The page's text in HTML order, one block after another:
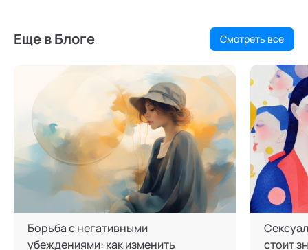
Еще в Блоге Смотреть все
Борьба с негативными
убеждениями: как изменить
стоит